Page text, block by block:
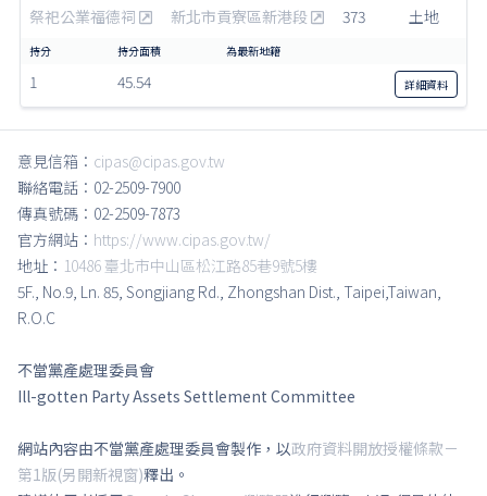
祭祀公業福德祠 新北市貢寮區新港段 373 土地
1 45.54 詳細資料
意見信箱： cipas@cipas.gov.tw
聯絡電話：02-2509-7900
傳真號碼：02-2509-7873
官方網站： https://www.cipas.gov.tw/
地址： 10486 臺北市中山區松江路85巷9號5樓
5F., No.9, Ln. 85, Songjiang Rd., Zhongshan Dist., Taipei,Taiwan,
R.O.C
不當黨產處理委員會
Ill-gotten Party Assets Settlement Committee
網站內容由不當黨產處理委員會製作，以政府資料開放授權條款－
第1版(另開新視窗)釋出。